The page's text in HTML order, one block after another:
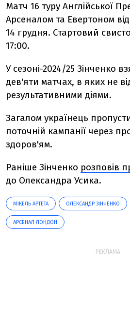
Матч 16 туру Англійської
Арсеналом та Евертоном
14 грудня. Стартовий
17:00.
У сезоні-2024/25 Зінченко
дев'яти матчах, в яких не
результативними діями.
Загалом українець
поточній кампанії через
здоров'ям.
Раніше Зінченко розповів
до Олександра Усика.
МІКЕЛЬ АРТЕТА ОЛЕКСАНДР ЗІНЧЕНКО
АРСЕНАЛ ЛОНДОН
РЕКЛАМА: